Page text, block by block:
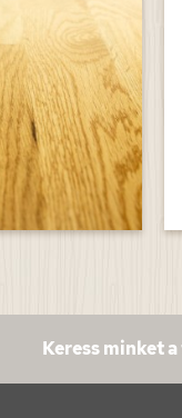
Keress minket